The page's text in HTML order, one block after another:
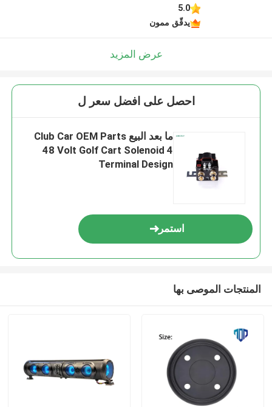
5.0
يدقّق ممون
عرض المزيد
احصل على افضل سعر ل
ما بعد البيع Club Car OEM Parts
48 Volt Golf Cart Solenoid 4
Terminal Design
استمر
المنتجات الموصى بها